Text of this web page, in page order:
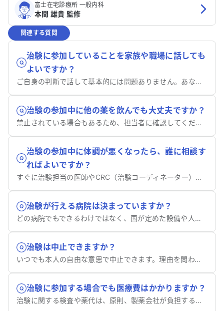
富士在宅診療所 一般内科
本間 雄貴 監修
関連する質問
治験に参加していることを家族や職場に話しても
よいですか？
ご自身の判断で話して基本的には問題ありません。あなたの許可なく病院側から情報が漏れることは決してないので、ご安心ください。
治験の参加中に他の薬を飲んでも大丈夫ですか？
禁止されている場合もあるため、担当者に確認してください。
治験の参加中に体調が悪くなったら、誰に相談す
ればよいですか？
すぐに治験担当の医師やCRC（治験コーディネーター）へ相談してください。
治験が行える病院は決まっていますか？
どの病院でもできるわけではなく、国が定めた設備や人員の厳しい基準を満たした、特定の医療機関に限られます。
治験は中止できますか？
いつでも本人の自由な意思で中止できます。理由を問われることなく、不利益な扱いを受けることもありません。
治験に参加する場合でも医療費はかかりますか？
治験に関する検査や薬代は、原則、製薬会社が負担するため、自己負担がないケースが多いです。副作用の治療費も同様に補償されます。